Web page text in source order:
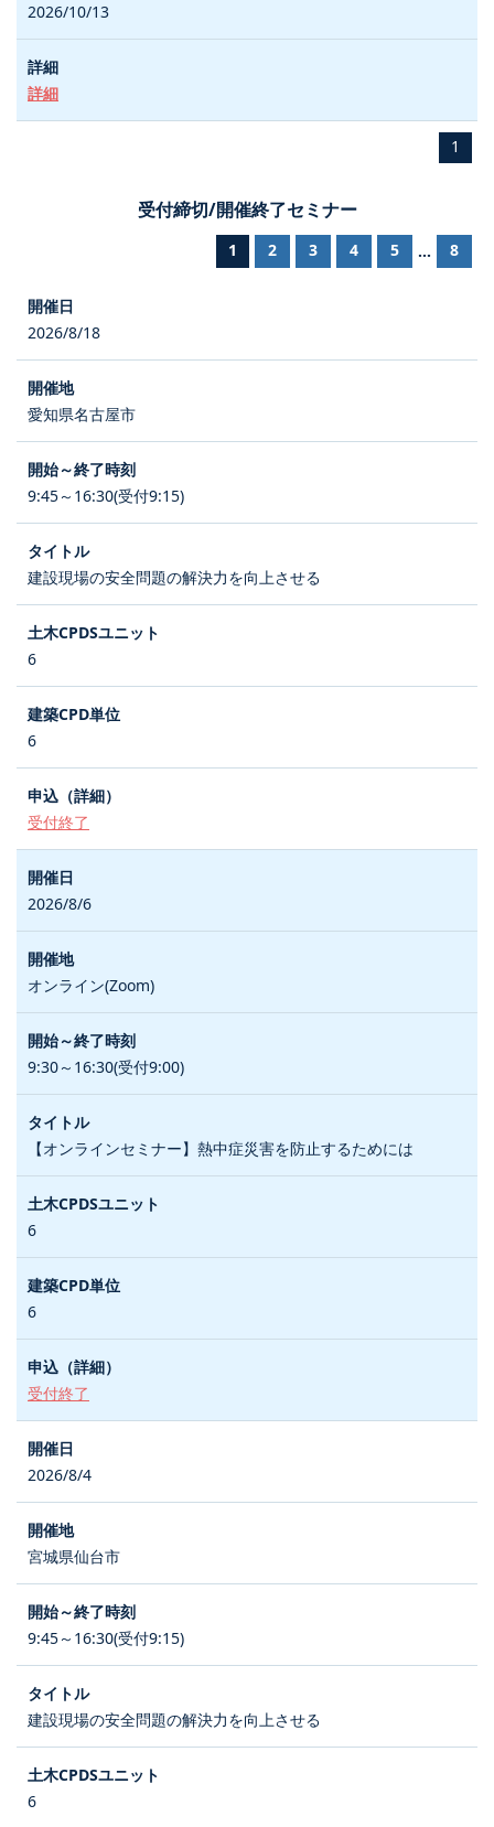
2026/10/13
詳細
1
受付締切/開催終了セミナー
1 2 3 4 5 ... 8
2026/8/18
愛知県名古屋市
9:45～16:30(受付9:15)
建設現場の安全問題の解決力を向上させる
6
6
受付終了
2026/8/6
オンライン(Zoom)
9:30～16:30(受付9:00)
【オンラインセミナー】熱中症災害を防止するためには
6
6
受付終了
2026/8/4
宮城県仙台市
9:45～16:30(受付9:15)
建設現場の安全問題の解決力を向上させる
6